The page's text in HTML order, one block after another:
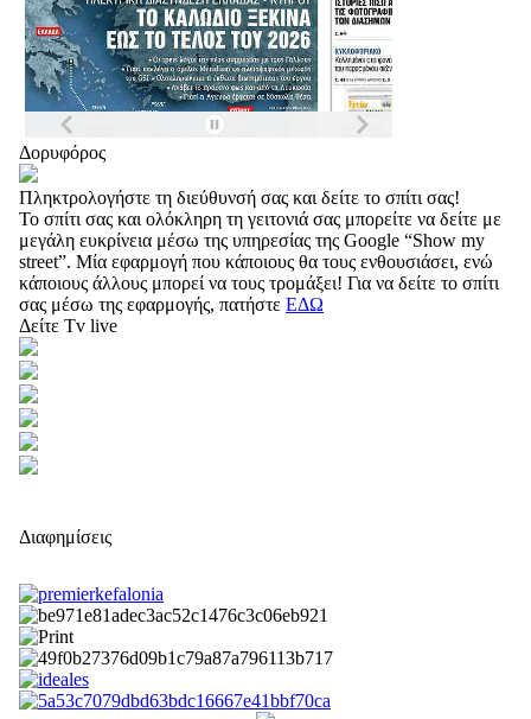
Δορυφόρος
Πληκτρολογήστε τη διεύθυνσή σας και δείτε το σπίτι σας!
Το σπίτι σας και ολόκληρη τη γειτονιά σας μπορείτε να δείτε με
μεγάλη ευκρίνεια μέσω της υπηρεσίας της Google “Show my
street”. Μία εφαρμογή που κάποιους θα τους ενθουσιάσει, ενώ
κάποιους άλλους μπορεί να τους τρομάξει! Για να δείτε το σπίτι
σας μέσω της εφαρμογής, πατήστε ΕΔΩ
Δείτε Tv live
Διαφημίσεις